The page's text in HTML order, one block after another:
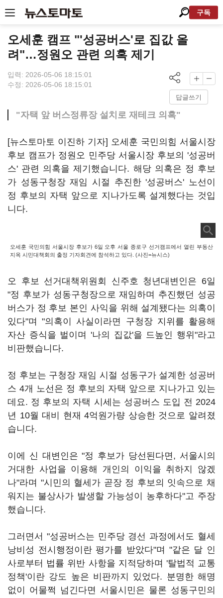
구독
오세훈 캠프 "'성공버스'로 집값 올
려"…정원오 관련 의혹 제기
입력: 2026-05-06 18:15:01
수정: 2026-05-06 18:15:01
답글쓰기
"자택 앞 버스정류장 설치로 재테크 의혹"
[뉴스토마토 이진하 기자] 오세훈 국민의힘 서울시장
후보 캠프가 정원오 민주당 서울시장 후보의 '성공버
스' 관련 의혹을 제기했습니다. 해당 의혹은 정 후보
가 성동구청장 재임 시절 추진한 '성공버스' 노선이
정 후보의 자택 앞으로 지나가도록 설계했다는 것입
니다.
오세훈 국민의힘 서울시장 후보가 6일 오후 서울 종로구 선거캠프에서 열린 부동산
지옥 시민대책회의 출정 기자회견에 참석하고 있다. (사진=뉴시스)
오 후보 선거대책위원회 신주호 청년대변인은 6일
"정 후보가 성동구청장으로 재임하며 추진했던 성공
버스가 정 후보 본인 사익을 위해 설계됐다는 의혹이
있다"며 "의혹이 사실이라면 구청장 지위를 활용해
자산 증식을 벌이며 '나의 집값'을 드높인 행위"라고
비판했습니다.
정 후보는 구청장 재임 시절 성동구가 설계한 성공버
스 4개 노선은 정 후보의 자택 앞으로 지나가고 있는
데요. 정 후보의 자택 시세는 성공버스 도입 전 2024
년 10월 대비 현재 4억원가량 상승한 것으로 알려졌
습니다.
이에 신 대변인은 "정 후보가 당선된다면, 서울시의
거대한 사업을 이용해 개인의 이익을 취하지 않겠
나"라며 "시민의 혈세가 곧장 정 후보의 잇속으로 채
워지는 불상사가 발생할 가능성이 농후하다"고 주장
했습니다.
그러면서 "성공버스는 민주당 경선 과정에서도 혈세
낭비성 전시행정이란 평가를 받았다"며 "같은 달 인
사로부터 법률 위반 사항을 지적당하며 '탈법적 교통
정책'이란 강도 높은 비판까지 있었다. 분명한 해명
없이 어물쩍 넘긴다면 서울시민은 물론 성동구민의